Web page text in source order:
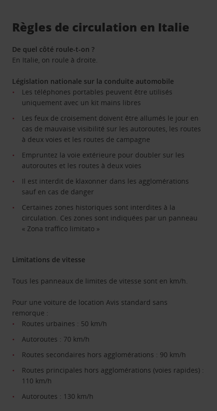
Règles de circulation en Italie
De quel côté roule-t-on ?
En Italie, on roule à droite.
Législation nationale sur la conduite automobile
Les téléphones portables peuvent être utilisés
uniquement avec un kit mains libres
Les feux de croisement doivent être allumés le jour en
cas de mauvaise visibilité sur les autoroutes, les routes
à deux voies et les routes de campagne
Empruntez la voie extérieure pour doubler sur les
autoroutes et les routes à deux voies
Il est interdit de klaxonner dans les agglomérations
sauf en cas de danger
Certaines zones historiques sont interdites à la
circulation. Ces zones sont indiquées par un panneau
« Zona traffico limitato »
Limitations de vitesse
Tous les panneaux de limites de vitesse sont en km/h.
Pour une voiture de location Avis standard sans
remorque :
Routes urbaines : 50 km/h
Autoroutes : 70 km/h
Routes secondaires hors agglomérations : 90 km/h
Routes principales hors agglomérations (voies rapides) :
110 km/h
Autoroutes : 130 km/h